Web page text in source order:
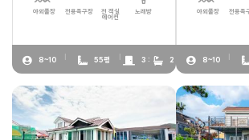
야외풀장 전용족구장
전 객실
에어컨
노래방
8~10 55평 3 : 2
야외풀장 전용족
8~10